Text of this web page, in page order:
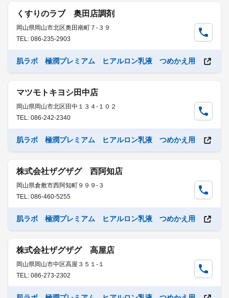
くすりのラブ 奥田店調剤
岡山県岡山市北区奥田南町７-３９
TEL: 086-235-2903
肌ラボ 極潤プレミアム ヒアルロン乳液 つめかえ用
マツモトキヨシ田中店
岡山県岡山市北区田中１３４-１０２
TEL: 086-242-2340
肌ラボ 極潤プレミアム ヒアルロン乳液 つめかえ用
株式会社ザグザグ 西阿知店
岡山県倉敷市西阿知町９９９-３
TEL: 086-460-5255
肌ラボ 極潤プレミアム ヒアルロン乳液 つめかえ用
株式会社ザグザグ 高屋店
岡山県岡山市中区高屋３５１-１
TEL: 086-273-2302